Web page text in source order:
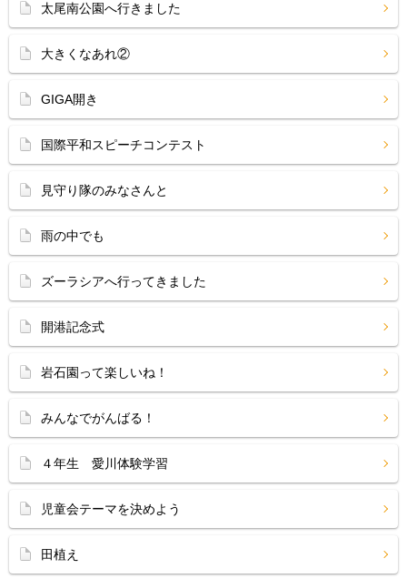
太尾南公園へ行きました
大きくなあれ②
GIGA開き
国際平和スピーチコンテスト
見守り隊のみなさんと
雨の中でも
ズーラシアへ行ってきました
開港記念式
岩石園って楽しいね！
みんなでがんばる！
４年生 愛川体験学習
児童会テーマを決めよう
田植え